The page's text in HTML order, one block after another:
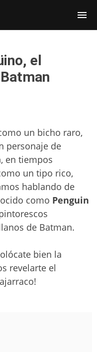
el
un bicho raro,
personaje de
en tiempos
un tipo rico,
hablando de
como Penguin
de Batman.
bien la
revelarte el